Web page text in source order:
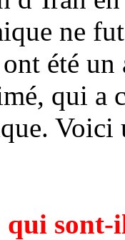
ne
été
qui a
Voici
qui sont-